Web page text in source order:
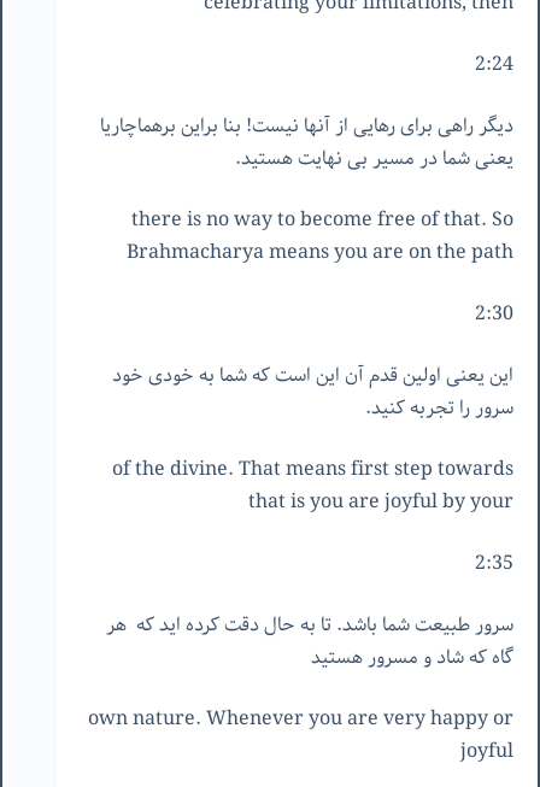
2:24
دیگر راهی برای رهایی از آنها نیست! بنا براین برهماچاریا
یعنی شما در مسیر بی نهایت هستید.
there is no way to become free of that. So
Brahmacharya means you are on the path
2:30
این یعنی اولین قدم آن این است که شما به خودی خود
سرور را تجربه کنید.
of the divine. That means first step towards
that is you are joyful by your
2:35
سرور طبیعت شما باشد. تا به حال دقت کرده اید که هر
گاه که شاد و مسرور هستید
own nature. Whenever you are very happy or
joyful